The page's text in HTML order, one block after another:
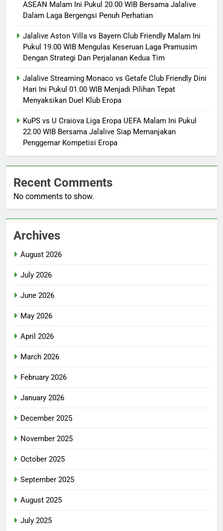
ASEAN Malam Ini Pukul 20.00 WIB Bersama Jalalive
Dalam Laga Bergengsi Penuh Perhatian
Jalalive Aston Villa vs Bayern Club Friendly Malam Ini
Pukul 19.00 WIB Mengulas Keseruan Laga Pramusim
Dengan Strategi Dan Perjalanan Kedua Tim
Jalalive Streaming Monaco vs Getafe Club Friendly Dini
Hari Ini Pukul 01.00 WIB Menjadi Pilihan Tepat
Menyaksikan Duel Klub Eropa
KuPS vs U Craiova Liga Eropa UEFA Malam Ini Pukul
22.00 WIB Bersama Jalalive Siap Memanjakan
Penggemar Kompetisi Eropa
Recent Comments
No comments to show.
Archives
August 2026
July 2026
June 2026
May 2026
April 2026
March 2026
February 2026
January 2026
December 2025
November 2025
October 2025
September 2025
August 2025
July 2025